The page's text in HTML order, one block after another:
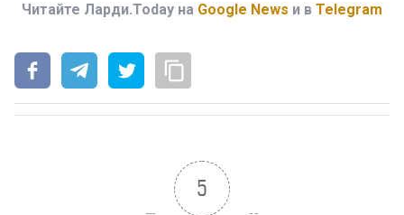
Читайте Ларди.Today на Google News и в Telegram
5